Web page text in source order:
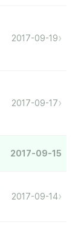
2017-09-19›
2017-09-17›
2017-09-15
2017-09-14›